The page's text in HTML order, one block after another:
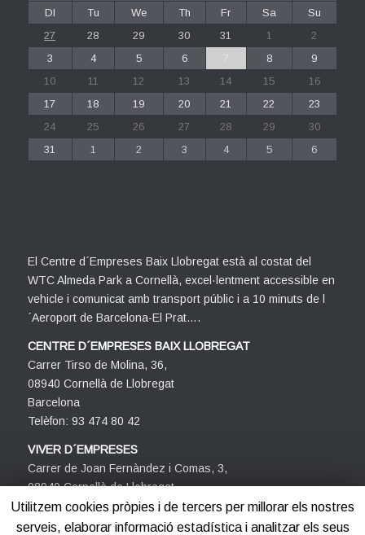
Dl
Tu We Th Fr Sa
Su
27
28 29 30 31 1
2
3
4 5 6 7 8
9
10
11 12 13 14 15
16
17
18 19 20 21 22
23
24
25 26 27 28 29
30
31
1 2 3 4 5 6
El Centre d´Empreses Baix Llobregat està al costat del
WTC Almeda Park a Cornellà, excel·lentment accessible en
vehicle i comunicat amb transport públic i a 10 minuts de l
´Aeroport de Barcelona-El Prat….
CENTRE D´EMPRESES BAIX LLOBREGAT
Carrer Tirso de Molina, 36,
08940 Cornellà de Llobregat
Barcelona
Telèfon: 93 474 80 42
VIVER D´EMPRESES
Carrer de Joan Fernàndez i Comas, 3,
08940 Cornellà de Llobregat
Barcelona
Telèfon: 93 474 80 42
Utilitzem cookies pròpies i de tercers per millorar els nostres
serveis, elaborar informació estadística i analitzar els seus